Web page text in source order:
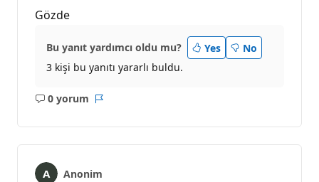
Gözde
Bu yanıt yardımcı oldu mu? Yes
No
3 kişi bu yanıtı yararlı buldu.
0 yorum
Açıklama
Anonim